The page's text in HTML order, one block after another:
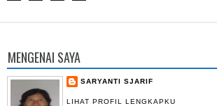
MENGENAI SAYA
SARYANTI SJARIF
LIHAT PROFIL LENGKAPKU